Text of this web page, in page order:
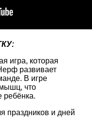
игра, которая
развивает
В игре
что
ребёнка.
праздников и дней